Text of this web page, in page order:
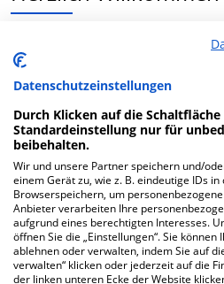
MVZ Dr. Eberhard & Partner
der Roddestr. 12 ist ein
Versorgungszentrum in Münster.
Mehr Informationen
FAQ
Hier ﬁnden Sie häuﬁg gestellte
Datenschutzeinstellungen
Durch Klicken auf die
Standardeinstellung nur für
beibehalten.
Wir und unsere Partner speichern und/
einem Gerät zu, wie z. B. eindeutige IDs
Browserspeichern, um
Anbieter verarbeiten Ihre
aufgrund eines berechtigten Interesses.
öffnen Sie die „Einstellungen“. Sie
ablehnen oder verwalten, indem Sie auf
verwalten“ klicken oder jederzeit auf die
der linken unteren Ecke der Website